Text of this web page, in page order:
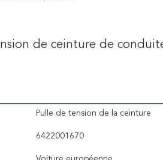
de ceinture de
Pulle de tension de la ceinture
6422001670